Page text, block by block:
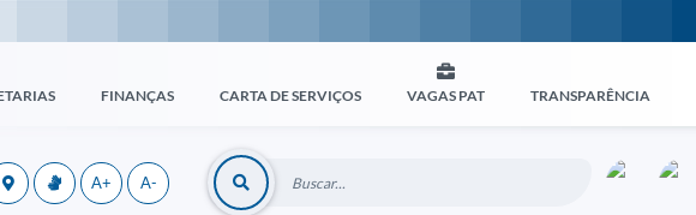
FINANÇAS CARTA DE SERVIÇOS VAGAS PAT TRANSPARÊNCIA
A+ A-